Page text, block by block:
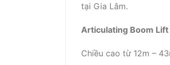
tại Gia Lâm.
Articulating Boom
Chiều cao từ 12m –